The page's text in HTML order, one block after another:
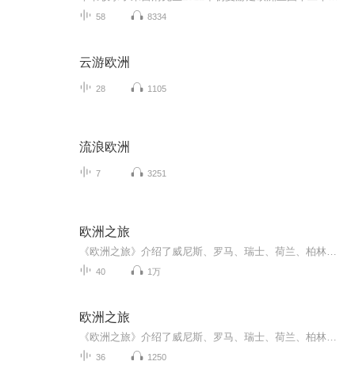
58 8334
云游欧洲
28 1105
流浪欧洲
7 3251
欧洲之旅
40 1万
欧洲之旅
36 1250